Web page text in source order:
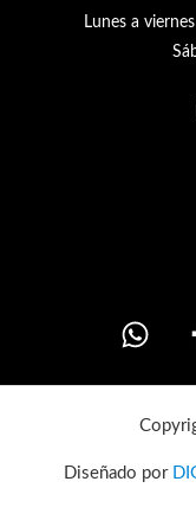
Lunes a
Diseñado por